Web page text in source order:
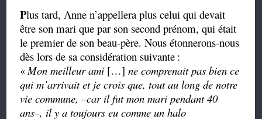
Plus tard, Anne n’appellera plus celui qui devait
être son mari que par son second prénom, qui était
le premier de son beau-père. Nous étonnerons-nous
dès lors de sa considération suivante :
« Mon meilleur ami […]ne comprenait pas bien ce
qui m’arrivait et je crois que, tout au long de notre
vie commune, –car il fut mon mari pendant 40
ans–, il y a toujours eu comme un halo